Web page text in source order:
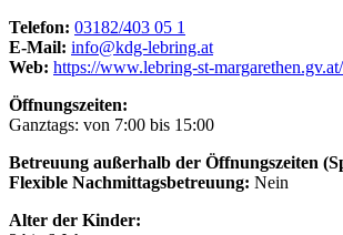
Telefon: 03182/403 05 1
E-Mail: info@kdg-lebring.at
Web: https://www.lebring-st-
Öffnungszeiten:
Ganztags: von 7:00 bis 15:00
Betreuung außerhalb der Öffnungszeiten
Flexible Nachmittagsbetreuung: Nein
Alter der Kinder: